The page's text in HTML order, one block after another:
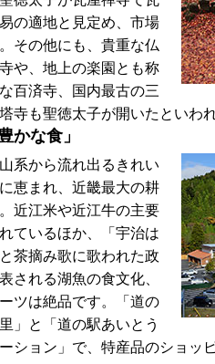
の適地と見定め、市場
その他にも、貴重な仏
や、地上の楽園とも称
百済寺、国内最古の三
寺も聖徳太子が開いたといわれ
かな食」
系から流れ出るきれい
恵まれ、近畿最大の耕
近江米や近江牛の主要
ているほか、「宇治は
茶摘み歌に歌われた政
される湖魚の食文化、
ツは絶品です。「道の
」と「道の駅あいとう
ション」で、特産品のショッ